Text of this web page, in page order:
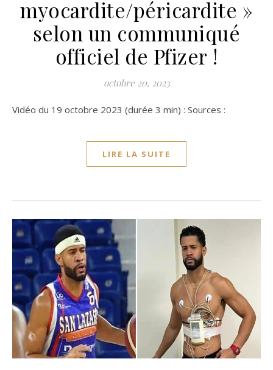
myocardite/péricardite »
selon un communiqué
officiel de Pfizer !
octobre 20, 2023
Vidéo du 19 octobre 2023 (durée 3 min) : Sources :
LIRE LA SUITE